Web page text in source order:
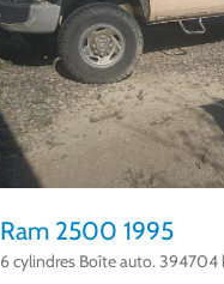
Ram 2500 1995
6 cylindres Boîte auto. 394704